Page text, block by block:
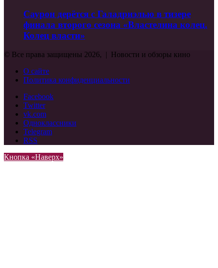
Саурон дерётся с Галадриэлью в тизере
финала второго сезона «Властелина колец.
Колец власти»
© Все права защищены 2026, | Новости и обзоры кино
О сайте
Политика конфиденциальности
Facebook
Twitter
vk.com
Одноклассники
Telegram
RSS
Кнопка «Наверх»